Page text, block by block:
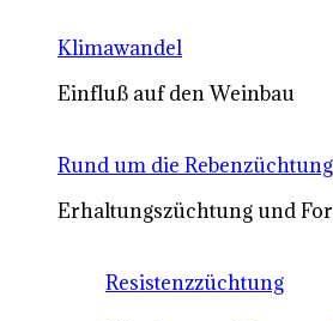
Klimawandel
Einfluß auf den Weinbau
Rund um die Rebenzüchtung
Erhaltungszüchtung und
Resistenzzüchtung